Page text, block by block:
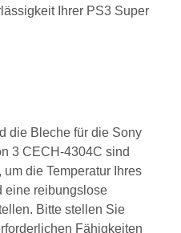
Ihrer PS3 Super
die Bleche für die Sony
3 CECH-4304C sind
die Temperatur Ihres
eine reibungslose
Bitte stellen Sie
Fähigkeiten